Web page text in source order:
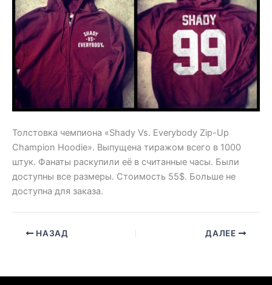
Толстовка чемпиона «Shady Vs. Everybody Zip-Up
Champion Hoodie». Выпущена тиражом всего в 1000
штук. Фанаты раскупили её в считанные часы. Были
доступны все размеры. Стоимость 55$. Больше не
доступна для заказа.
НАЗАД ДАЛЕЕ